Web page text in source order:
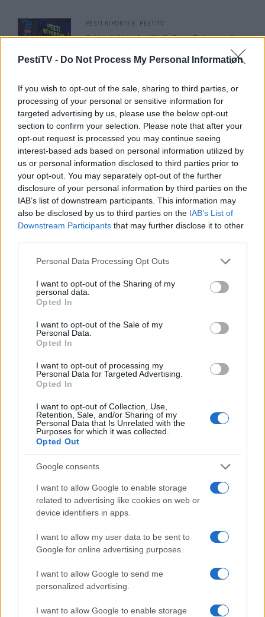
PestiTV - Do Not Process My Personal Information
If you wish to opt-out of the sale, sharing to third parties, or
processing of your personal or sensitive information for
targeted advertising by us, please use the below opt-out
section to confirm your selection. Please note that after your
opt-out request is processed you may continue seeing
interest-based ads based on personal information utilized by
us or personal information disclosed to third parties prior to
your opt-out. You may separately opt-out of the further
disclosure of your personal information by third parties on the
IAB’s list of downstream participants. This information may
also be disclosed by us to third parties on the IAB’s List of
Downstream Participants that may further disclose it to other
Please note that this website/app uses one or more Google
not limited to your visit or usage behaviour. You may click to
grant or deny consent to Google and its third-party tags to
use your data for below specified purposes in below Google
consent section.
Personal Data Processing Opt Outs
I want to opt-out of the Sharing of my
personal data.
Opted In
I want to opt-out of the Sale of my
Personal Data.
Opted In
I want to opt-out of processing my
Personal Data for Targeted Advertising.
Opted In
I want to opt-out of Collection, Use,
Retention, Sale, and/or Sharing of my
Personal Data that Is Unrelated with the
Purposes for which it was collected.
Opted Out
Google consents
I want to allow Google to enable storage
related to advertising like cookies on web or
device identifiers in apps.
I want to allow my user data to be sent to
Google for online advertising purposes.
I want to allow Google to send me
personalized advertising.
I want to allow Google to enable storage
PESTI RIPORTER PESTITV
Dúl a háború, dübörög a Balaton és
utaznak
2022.05.31.
GERILLA BÁR PESTITV
Kiderült Geszler Dorottya
szépségének titka
2022.05.31.
GERILLA BÁR PESTITV
Erdélyi turnéra indul a Sárik Péter
Trió
FŐCÍM
AJÁNLOTT VIDEÓK
Libernyákok
Számok és tények